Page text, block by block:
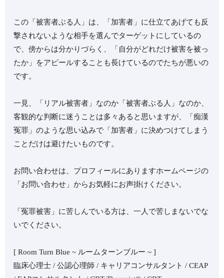
この「被害者ぶる人」は、「加害者」に仕立てあげても反
撃されないような相手を選んでターゲットにしているの
で、傍からは分かりづらく、「自分がどれだけ被害を被っ
たか」をアピールすることも長けているのでたちが悪いの
です。
一見、「リアル被害者」なのか「被害者ぶる人」なのか、
客観的な判断に迷うことは多々あると思いますが、「痴漢
冤罪」のような思い込みで「加害者」に決めつけてしまう
ことだけは避けたいものです。
お問い合わせは、プロフィールにありますホームページの
「お問い合わせ」からお気軽にお声掛けください。
「冤罪被害」に苦しんでいる方は、一人で苦しまないでな
いでください。
⁡[ Room Turn Blue ~ ルームターンブルー ~ ]
臨床心理士 / 公認心理師 / キャリアコンサルタント / CEAP